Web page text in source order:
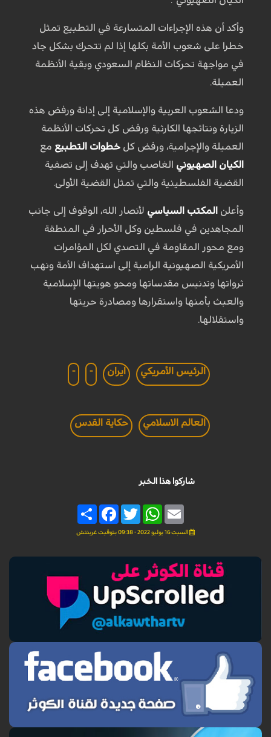
وأكد أن هذه الإجراءات المتسارعة في التطبيع تمثل
خطرا على شعوب الأمة بكلها إذا لم تتحرك بشكل جاد
في مواجهة تحركات النظام السعودي وبقية الأنظمة
العميلة.
ودعا الشعوب العربية والإسلامية إلى إدانة ورفض هذه
الزيارة ونتائجها الكارثية ورفض كل تحركات الأنظمة
العميلة والإجرامية، ورفض كل خطوات التطبيع مع
الكيان الصهيوني الغاصب والتي تهدف إلى تصفية
القضية الفلسطينية والتي تمثل القضية الأولى.
وأعلن المكتب السياسي لأنصار الله، الوقوف إلى جانب
المجاهدين في فلسطين وكل الأحرار في المنطقة
ومع محور المقاومة في التصدي لكل المؤامرات
الأمريكية الصهيونية الرامية إلى استهداف الأمة ونهب
ثرواتها وتدنيس مقدساتها ومحو هويتها الإسلامية
والعبث بأمنها واستقرارها ومصادرة حريتها
واستقلالها.
الرئيس الأمريكي ايران -
-
العالم الاسلامي حكاية القدس
شاركوا هذا الخبر
Share
FacebookTwitter
WhatsAppEmail
السبت 16 يوليو 2022 - 09:38 بتوقيت غرينتش